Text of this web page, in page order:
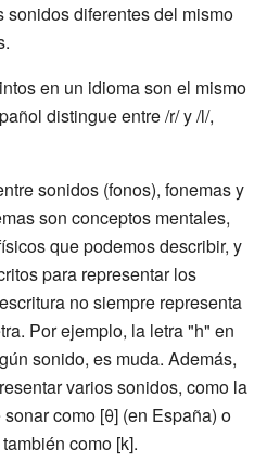
sonidos diferentes del mismo
en un idioma son el mismo
distingue entre /r/ y /l/,
sonidos (fonos), fonemas y
son conceptos mentales,
que podemos describir, y
para representar los
no siempre representa
Por ejemplo, la letra "h" en
sonido, es muda. Además,
varios sonidos, como la
como [θ] (en España) o
como [k].